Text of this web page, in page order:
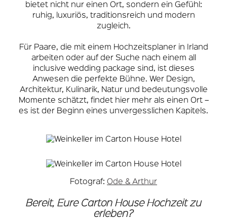
bietet nicht nur einen Ort, sondern ein Gefühl:
ruhig, luxuriös, traditionsreich und modern
zugleich.
Für Paare, die mit einem Hochzeitsplaner in Irland
arbeiten oder auf der Suche nach einem all
inclusive wedding package sind, ist dieses
Anwesen die perfekte Bühne. Wer Design,
Architektur, Kulinarik, Natur und bedeutungsvolle
Momente schätzt, findet hier mehr als einen Ort –
es ist der Beginn eines unvergesslichen Kapitels.
Fotograf: Ode & Arthur
Bereit, Eure Carton House Hochzeit zu
erleben?